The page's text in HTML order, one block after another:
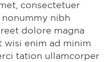
consectetuer
nibh
dolore magna
wisi enim ad minim
tation ullamcorper